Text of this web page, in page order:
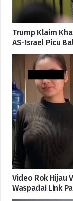
Trump Klaim
AS-Israel Picu
Video Rok Hijau
Waspadai Link